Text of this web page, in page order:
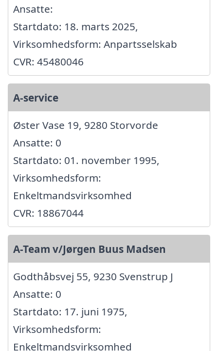
Ansatte:
Startdato: 18. marts 2025,
Virksomhedsform: Anpartsselskab
CVR: 45480046
A-service
Øster Vase 19, 9280 Storvorde
Ansatte: 0
Startdato: 01. november 1995,
Virksomhedsform:
Enkeltmandsvirksomhed
CVR: 18867044
A-Team v/Jørgen Buus Madsen
Godthåbsvej 55, 9230 Svenstrup J
Ansatte: 0
Startdato: 17. juni 1975,
Virksomhedsform:
Enkeltmandsvirksomhed